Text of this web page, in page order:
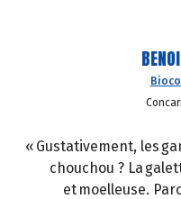
« Gustativement, les
chouchou ? La
et moelleuse.